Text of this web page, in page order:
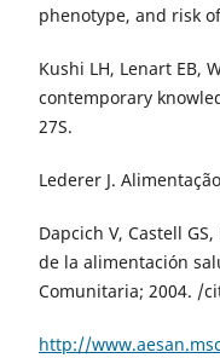
phenotype, and risk
Kushi LH, Lenart EB,
contemporary
27S.
Lederer J.
Dapcich V, Castell
de la alimentación
Comunitaria; 2004. /
http://